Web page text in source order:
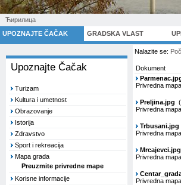
Ћирилица
UPOZNAJTE ČAČAK
GRADSKA VLAST
Upoznajte Čačak
Turizam
Kultura i umetnost
Obrazovanje
Istorija
Zdravstvo
Sport i rekreacija
Mapa grada
Preuzmite privredne mape
Korisne informacije
Nalazite se:
Dokument
Privredna
Preljina.jpg
Privredna
Trbusani.jpg
Privredna
Mrcajevci.jpg
Privredna
Privredna